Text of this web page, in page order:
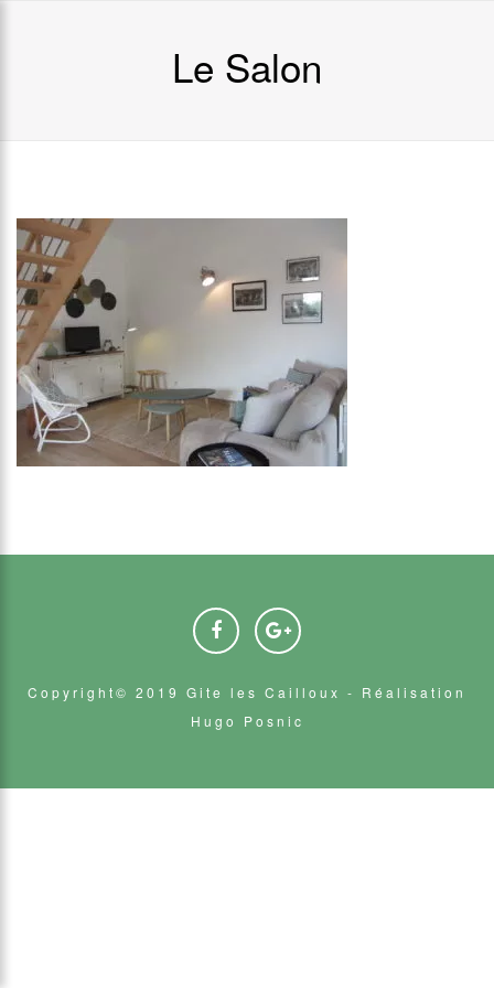
Le Salon
Copyright© 2019 Gite les Cailloux - Réalisation
Hugo Posnic